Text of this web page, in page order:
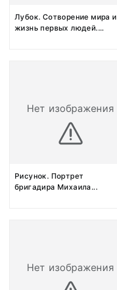
Лубок. Сотворение мира и
жизнь первых людей....
Нет изображения
Рисунок. Портрет
бригадира Михаила ...
Нет изображения